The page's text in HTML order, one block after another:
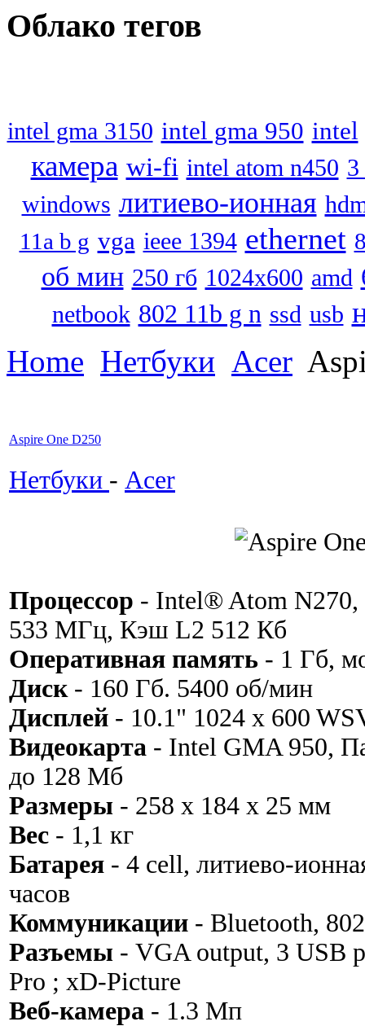
Облако тегов
intel gma 3150 intel gma 950 intel
камера wi-fi intel atom n450
windows литиево-ионная
11a b g vga ieee 1394 ethernet
об мин 250 гб 1024x600 amd
netbook 802 11b g n ssd usb
Home Нетбуки Acer
Aspire One D250
Нетбуки - Acer
Процессор - Intel® Atom
533 МГц, Кэш L2 512 Кб
Оперативная память - 1 Гб,
Диск - 160 Гб. 5400 об/мин
Дисплей - 10.1" 1024 x 600
Видеокарта - Intel GMA 950,
до 128 Мб
Размеры - 258 x 184 x 25 мм
Вес - 1,1 кг
Батарея - 4 cell, литиево-
часов
Коммуникации - Bluetooth,
Разъемы - VGA output, 3 USB
Pro ; xD-Picture
Веб-камера - 1.3 Мп